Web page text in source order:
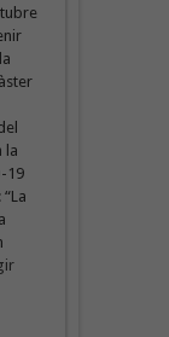
la
19